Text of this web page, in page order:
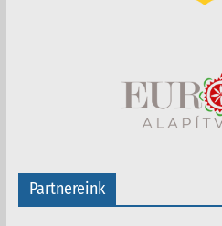
Partnereink